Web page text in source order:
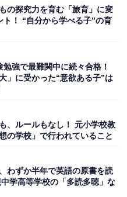
の日は、午後がテーマ学
鳴りませんし、大人から
、子どもたちは、時計を
間を切り上げて、それぞ
授業が始まりました。
の探究力を育む「旅育」に変
ト！ “自分から学べる子”の育
強で最難関中に続々合格！
」に受かった“意欲ある子”は
、ルールもなし！ 元小学校教
の学校」で行われていること
わずか半年で英語の原書を読
学高等学校の「多読多聴」な